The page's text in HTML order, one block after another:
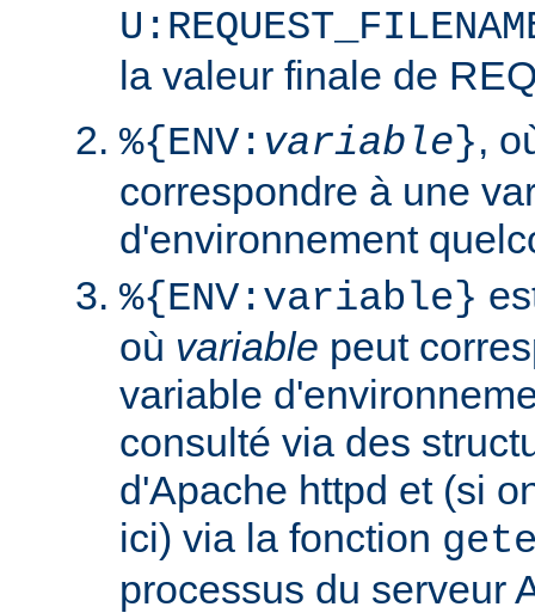
la valeur finale de
%{ENV: variable},
correspondre à une
d'environnement
%{ENV:variable}
où variable peut
variable
consulté via des
d'Apache httpd et (si
ici) via la fonction
processus du serveur